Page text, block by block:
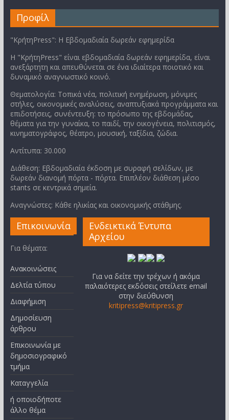
Προφίλ
"ΚρήτηPress": Η Εβδομαδιαία δωρεάν εφημερίδα
Η "ΚρήτηPress" είναι εβδομαδιαία δωρεάν εφημερίδα, είναι
ανεξάρτητη και απευθύνεται σε ένα ιδιαίτερα ποιοτικό και
δυναμικό αναγνωστικό κοινό.
Θεματολογία: Τοπικά νέα, πολιτική ενημέρωση, μόνιμες
στήλες, οικονομικές αναλύσεις, αναπτυξιακά προγράμματα και
επιδοτήσεις, συνέντευξη: το πρόσωπο της εβδομάδας,
θέματα για την γυναίκα, το παιδί, την οικογένεια, πολιτισμός,
κινηματογράφος, θέατρο, μουσική, ταξίδια, ζώδια.
Αντίτυπα: 30.000
Διάθεση: Εβδομαδιαία έκδοση με συραφή σελίδων, με
δωρεάν διανομή πόρτα - πόρτα. Επιπλέον διάθεση μέσο
stants σε κεντρικά σημεία.
Αναγνώστες: Κάθε ηλικίας και οικονομικής στάθμης.
Επικοινωνία
Για θέματα:
Ανακοινώσεις
Δελτία τύπου
Διαφήμιση
Δημοσίευση
άρθρου
Επικοινωνία με
δημοσιογραφικό
τμήμα
Καταγγελία
ή οποιοδήποτε
άλλο θέμα
Ενδεικτικά Έντυπα
Αρχείου
Για να δείτε την τρέχων ή ακόμα
παλαιότερες εκδόσεις στείλετε email
στην διεύθυνση
kritipress@kritipress.gr